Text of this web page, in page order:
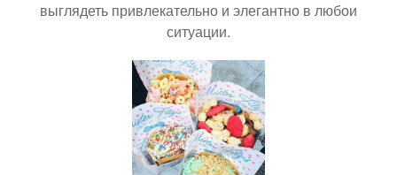
выглядеть привлекательно и элегантно в любои
ситуации.